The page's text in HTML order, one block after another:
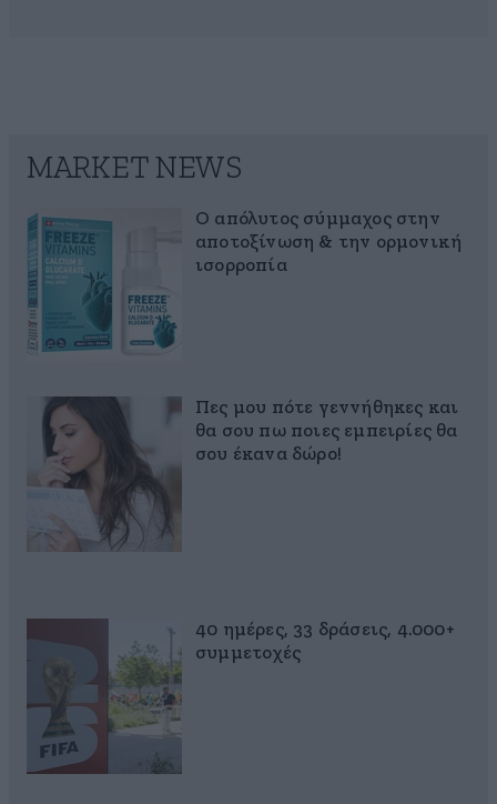
MARKET NEWS
Ο απόλυτος σύμμαχος στην
αποτοξίνωση & την ορμονική
ισορροπία
Πες μου πότε γεννήθηκες και
θα σου πω ποιες εμπειρίες θα
σου έκανα δώρο!
40 ημέρες, 33 δράσεις, 4.000+
συμμετοχές